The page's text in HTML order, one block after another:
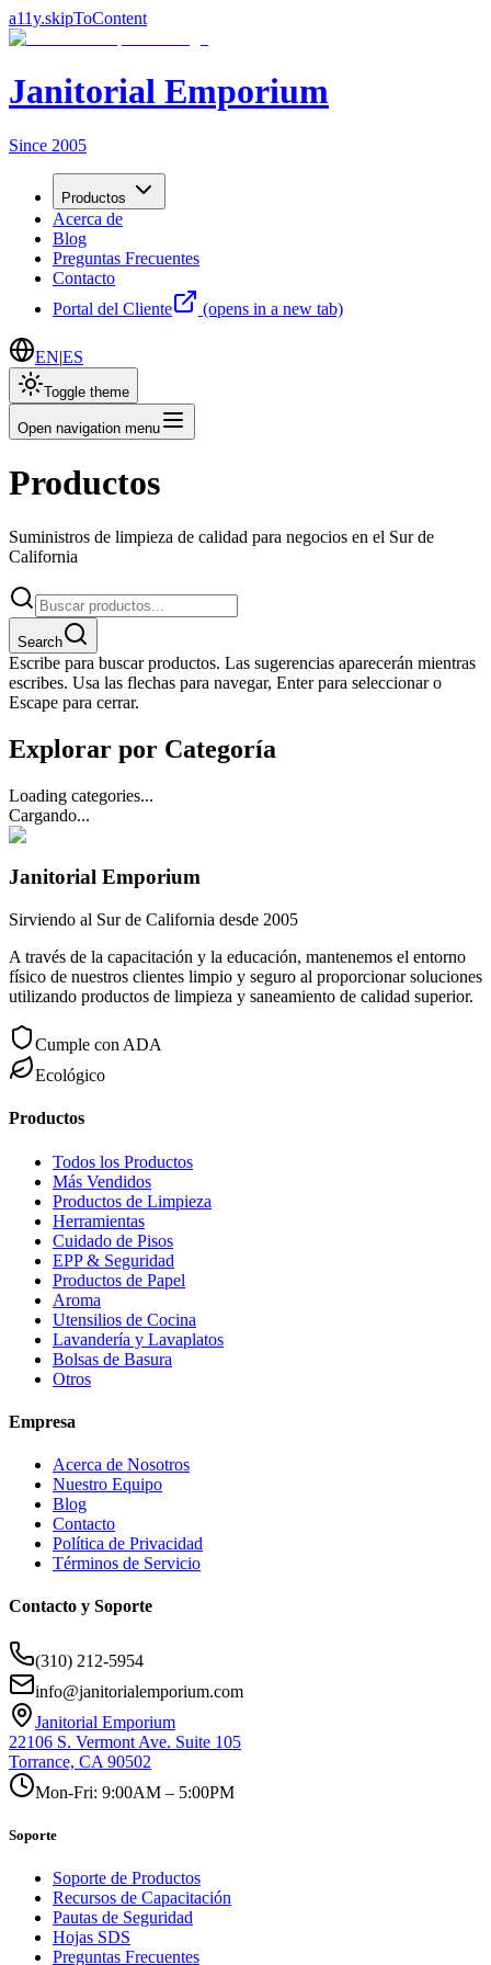
a11y.skipToContent
Janitorial Emporium
Since 2005
Productos
Acerca de
Blog
Preguntas Frecuentes
Contacto
Portal del Cliente
(opens in a new tab)
EN|ES
Toggle theme
Open navigation menu
Productos
Suministros de limpieza de calidad para negocios en el Sur de
California
Search
Escribe para buscar productos. Las sugerencias aparecerán mientras
escribes. Usa las flechas para navegar, Enter para seleccionar o
Escape para cerrar.
Explorar por Categoría
Loading categories...
Cargando...
Janitorial Emporium
Sirviendo al Sur de California desde 2005
A través de la capacitación y la educación, mantenemos el entorno
físico de nuestros clientes limpio y seguro al proporcionar soluciones
utilizando productos de limpieza y saneamiento de calidad superior.
Cumple con ADA
Ecológico
Productos
Todos los Productos
Más Vendidos
Productos de Limpieza
Herramientas
Cuidado de Pisos
EPP & Seguridad
Productos de Papel
Aroma
Utensilios de Cocina
Lavandería y Lavaplatos
Bolsas de Basura
Otros
Empresa
Acerca de Nosotros
Nuestro Equipo
Blog
Contacto
Política de Privacidad
Términos de Servicio
Contacto y Soporte
(310) 212-5954
info@janitorialemporium.com
Janitorial Emporium
22106 S. Vermont Ave. Suite 105
Torrance, CA 90502
Mon-Fri: 9:00AM – 5:00PM
Soporte
Soporte de Productos
Recursos de Capacitación
Pautas de Seguridad
Hojas SDS
Preguntas Frecuentes